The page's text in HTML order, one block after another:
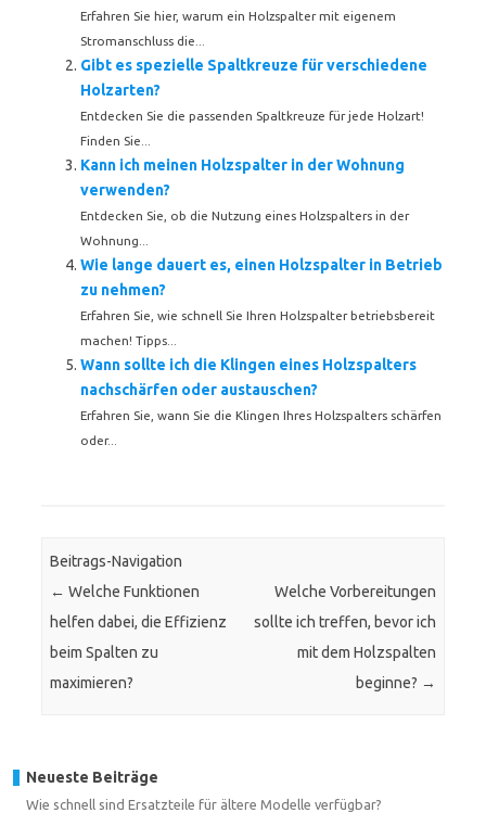
Erfahren Sie hier, warum ein Holzspalter mit eigenem
Stromanschluss die...
Gibt es spezielle Spaltkreuze für verschiedene
Holzarten?
Entdecken Sie die passenden Spaltkreuze für jede Holzart!
Finden Sie...
Kann ich meinen Holzspalter in der Wohnung
verwenden?
Entdecken Sie, ob die Nutzung eines Holzspalters in der
Wohnung...
Wie lange dauert es, einen Holzspalter in Betrieb
zu nehmen?
Erfahren Sie, wie schnell Sie Ihren Holzspalter betriebsbereit
machen! Tipps...
Wann sollte ich die Klingen eines Holzspalters
nachschärfen oder austauschen?
Erfahren Sie, wann Sie die Klingen Ihres Holzspalters schärfen
oder...
Beitrags-Navigation
← Welche Funktionen
helfen dabei, die Effizienz
beim Spalten zu
maximieren?
Welche Vorbereitungen
sollte ich treffen, bevor ich
mit dem Holzspalten
beginne? →
Neueste Beiträge
Wie schnell sind Ersatzteile für ältere Modelle verfügbar?